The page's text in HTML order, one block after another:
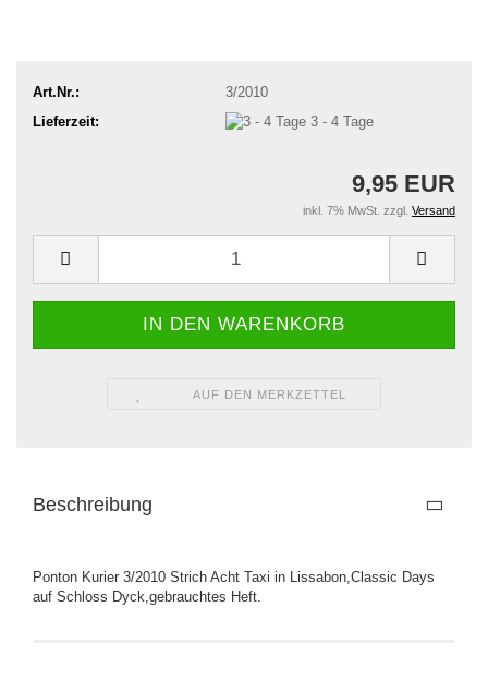
Art.Nr.:
3/2010
Lieferzeit:
3 - 4 Tage
9,95 EUR
inkl. 7% MwSt. zzgl. Versand
AUF DEN MERKZETTEL
Beschreibung
Ponton Kurier 3/2010 Strich Acht Taxi in Lissabon,Classic Days
auf Schloss Dyck,gebrauchtes Heft.